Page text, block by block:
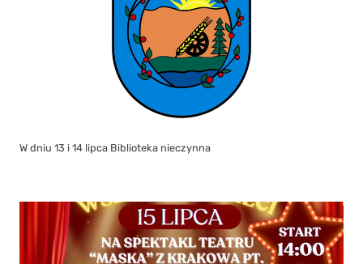
W dniu 13 i 14 lipca Biblioteka nieczynna